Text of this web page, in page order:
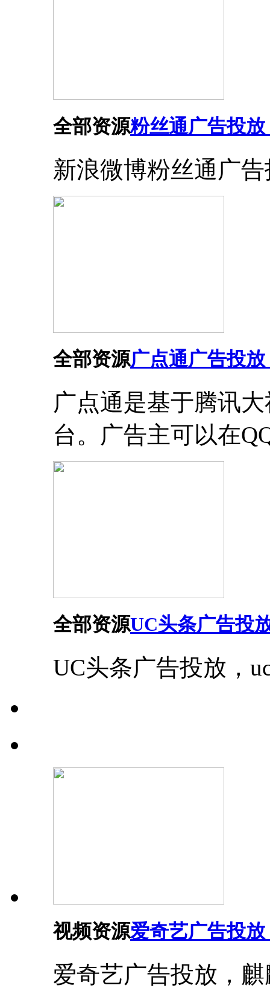
全部资源粉丝通广告投
新浪微博粉丝通广
全部资源广点通广告投
广点通是基于腾讯
台。广告主可以在
全部资源UC头条广告投
UC头条广告投放，
视频资源爱奇艺广告投
爱奇艺广告投放，